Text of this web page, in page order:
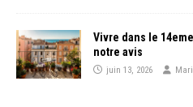
Vivre dans le
notre avis
juin 13, 2026